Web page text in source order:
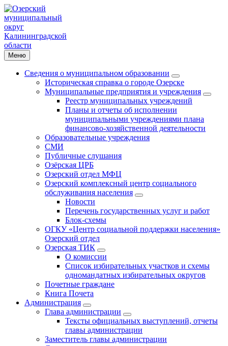
Меню
Сведения о муниципальном образовании
Историческая справка о городе Озерске
Муниципальные предприятия и учреждения
Реестр муниципальных учреждений
Планы и отчеты об исполнении
муниципальными учреждениями плана
финансово-хозяйственной деятельности
Образовательные учреждения
СМИ
Публичные слушания
Озёрская ЦРБ
Озерский отдел МФЦ
Озерский комплексный центр социального
обслуживания населения
Новости
Перечень государственных услуг и работ
Блок-схемы
ОГКУ «Центр социальной поддержки населения»
Озерский отдел
Озерская ТИК
О комиссии
Список избирательных участков и схемы
одномандатных избирательных округов
Почетные граждане
Книга Почета
Администрация
Глава администрации
Тексты официальных выступлений, отчеты
главы администрации
Заместитель главы администрации